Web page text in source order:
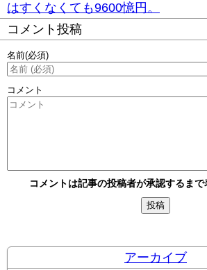
はすくなくても9600憶円。
コメント投稿
名前(必須)
コメント
コメントは記事の投稿者が承認するまで
アーカイブ